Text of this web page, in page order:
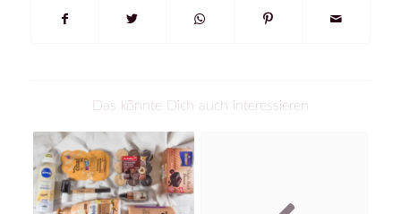
Das könnte Dich auch interessieren